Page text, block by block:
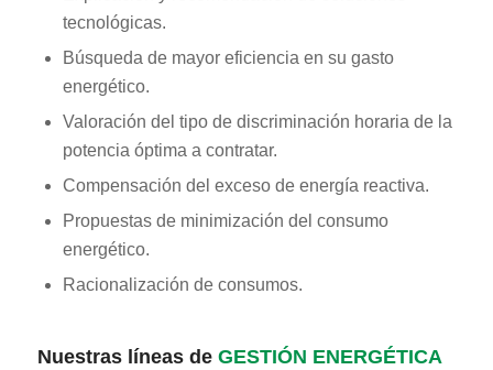
tecnológicas.
Búsqueda de mayor eficiencia en su gasto
energético.
Valoración del tipo de discriminación horaria de la
potencia óptima a contratar.
Compensación del exceso de energía reactiva.
Propuestas de minimización del consumo
energético.
Racionalización de consumos.
Nuestras líneas de GESTIÓN ENERGÉTICA